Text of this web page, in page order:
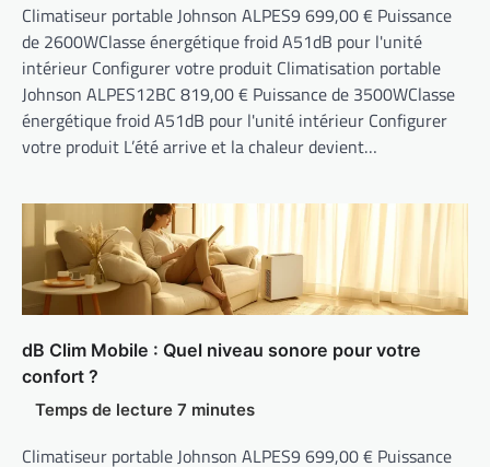
Climatiseur portable Johnson ALPES9 699,00 € Puissance
de 2600WClasse énergétique froid A51dB pour l'unité
intérieur Configurer votre produit Climatisation portable
Johnson ALPES12BC 819,00 € Puissance de 3500WClasse
énergétique froid A51dB pour l'unité intérieur Configurer
votre produit L’été arrive et la chaleur devient…
dB Clim Mobile : Quel niveau sonore pour votre
confort ?
Climatiseur portable Johnson ALPES9 699,00 € Puissance